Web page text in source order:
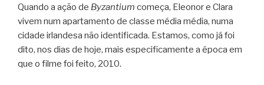
Quando a ação de Byzantium começa, Eleonor e Clara
vivem num apartamento de classe média média, numa
cidade irlandesa não identificada. Estamos, como já foi
dito, nos dias de hoje, mais especificamente a época em
que o filme foi feito, 2010.